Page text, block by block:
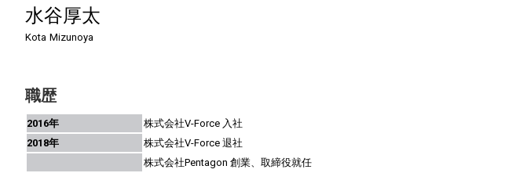
水谷厚太
Kota Mizunoya
職歴
2016年
株式会社V-Force 入社
2018年
株式会社V-Force 退社
株式会社Pentagon 創業、取締役就任